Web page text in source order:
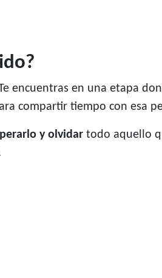
encuentras en una etapa
compartir tiempo con esa
y olvidar todo aquello